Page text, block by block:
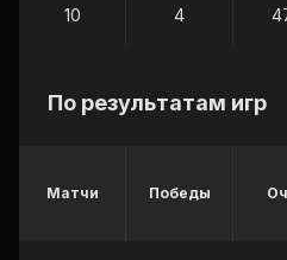
10 4
По результатам игр
Матчи Победы